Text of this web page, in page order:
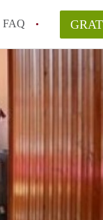
FAQ
op een Kamer in Den
KamerDenHaag?